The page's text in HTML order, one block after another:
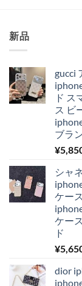
新品
gucci
ド ス
ス ビ
ブラ
¥
シャ
ケー
ケー
ド
¥
dior